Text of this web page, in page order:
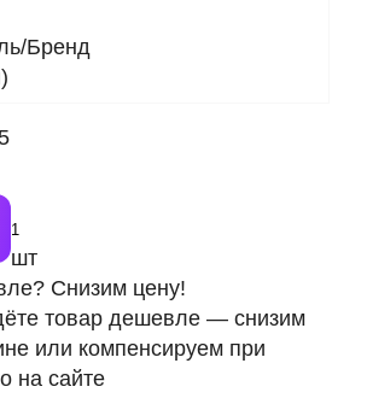
Бренд
шт
Снизим цену!
товар дешевле — снизим
или компенсируем при
на сайте